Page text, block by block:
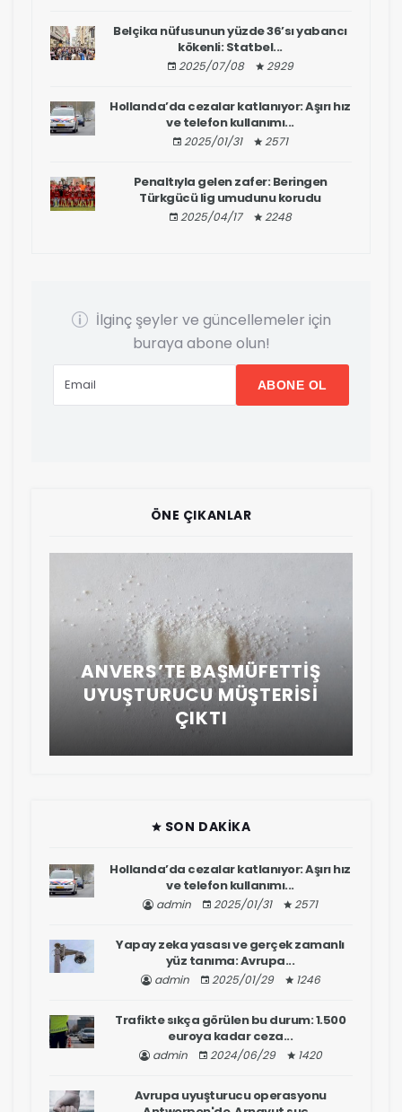
Belçika nüfusunun yüzde 36’sı yabancı
kökenli: Statbel...
2025/07/08 2929
Hollanda’da cezalar katlanıyor: Aşırı hız
ve telefon kullanımı...
2025/01/31 2571
Penaltıyla gelen zafer: Beringen
Türkgücü lig umudunu korudu
2025/04/17 2248
İlginç şeyler ve güncellemeler için
buraya abone olun!
ÖNE ÇIKANLAR
ANVERS’TE BAŞMÜFETTIŞ
UYUŞTURUCU MÜŞTERISI
ÇIKTI
SON DAKIKA
Hollanda’da cezalar katlanıyor: Aşırı hız
ve telefon kullanımı...
admin 2025/01/31 2571
Yapay zeka yasası ve gerçek zamanlı
yüz tanıma: Avrupa...
admin 2025/01/29 1246
Trafikte sıkça görülen bu durum: 1.500
euroya kadar ceza...
admin 2024/06/29 1420
Avrupa uyuşturucu operasyonu